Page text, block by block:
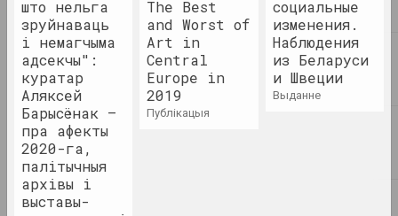
Чыстае мастацтва
2023. выстава
2022
што нельга
зруйнаваць
і немагчыма
адсекчы":
куратар
Аляксей
Барысёнак –
пра афекты
2020-га,
палітычныя
архівы і
выставы-
The Best
and Worst of
Art in
Central
Europe in
2019
публікацыя
социальные
изменения.
Наблюдения
из Беларуси
и Швеции
выданне